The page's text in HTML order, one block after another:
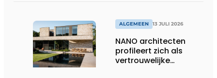
ALGEMEEN 13 JULI 2026
NANO architecten
profileert zich als
vertrouwelijke